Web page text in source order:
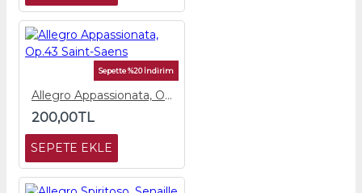
Sepette %20 İndirim
Allegro Appassionata, Op.43 Saint-Saens
200,00TL
SEPETE EKLE